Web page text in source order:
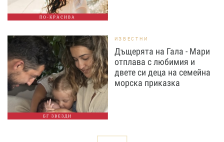
ПО-КРАСИВА
БГ ЗВЕЗДИ
ИЗВЕСТНИ
Дъщерята на Гала - Мари
отплава с любимия и
двете си деца на семейна
морска приказка